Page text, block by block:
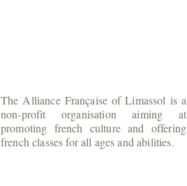
The Alliance Française of Limassol is a
non-profit organisation aiming at
promoting french culture and offering
french classes for all ages and abilities.